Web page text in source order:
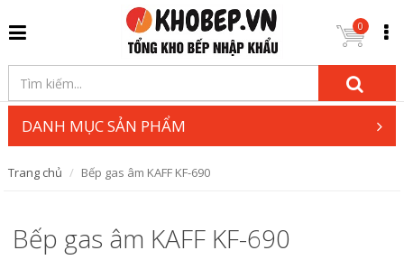
0
DANH MỤC SẢN PHẨM
Trang chủ Bếp gas âm KAFF KF-690
Bếp gas âm KAFF KF-690